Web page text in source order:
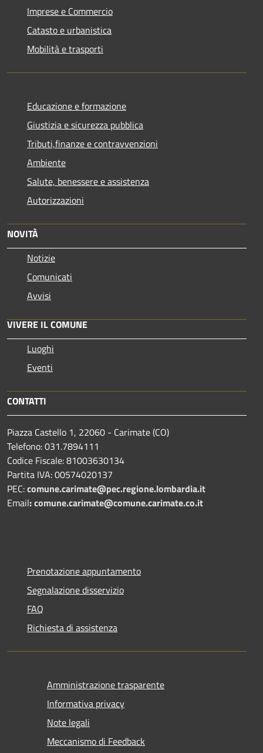
Imprese e Commercio
Catasto e urbanistica
Mobilità e trasporti
Educazione e formazione
Giustizia e sicurezza pubblica
Tributi,finanze e contravvenzioni
Ambiente
Salute, benessere e assistenza
Autorizzazioni
NOVITÀ
Notizie
Comunicati
Avvisi
VIVERE IL COMUNE
Luoghi
Eventi
CONTATTI
Piazza Castello 1, 22060 - Carimate (CO)
Telefono: 031.7894111
Codice Fiscale: 81003630134
Partita IVA: 00574020137
PEC:comune.carimate@pec.regione.lombardia.it
Email:comune.carimate@comune.carimate.co.it
Prenotazione appuntamento
Segnalazione disservizio
FAQ
Richiesta di assistenza
Amministrazione trasparente
Informativa privacy
Note legali
Meccanismo di Feedback